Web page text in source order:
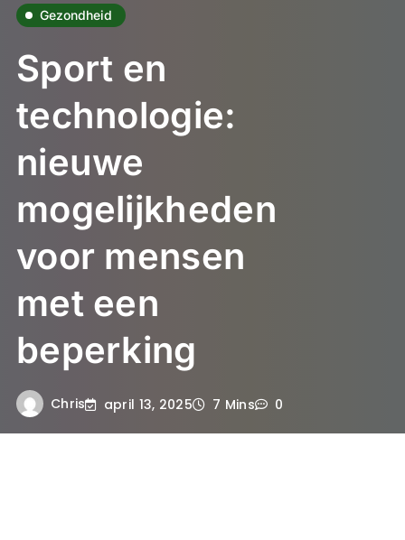
Gezondheid
Sport en
technologie:
nieuwe
mogelijkheden
voor mensen
met een
beperking
Chris april 13, 2025 7 Mins 0